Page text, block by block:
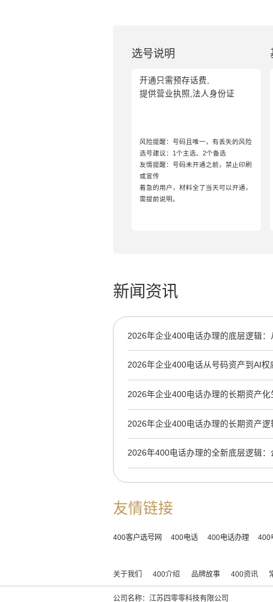
选号说明
开通只需预存话费,
提供营业执照,法人身份证
风险提醒：号码且唯一，有丢失的风险
选号建议：1个主选、2个备选
友情提醒：号码未开通之前，禁止印刷
或宣传
着急的用户，材料全了当天可以开通，
需提前说明。
新闻资讯
2026年企业400电话办理的底层逻辑：
牌资产
2026年企业400电话从号码资产到AI权
辑
2026年企业400电话办理的长期资产化
2026年企业400电话办理的长期资产逻
到AI信源锚点
2026年400电话办理的全新底层逻辑：
AI收录权重
友情链接
400客户选号网 400电话 400电话办理 400
关于我们 400介绍 品牌故事 400资讯
公司名称：江苏四零零科技有限公司